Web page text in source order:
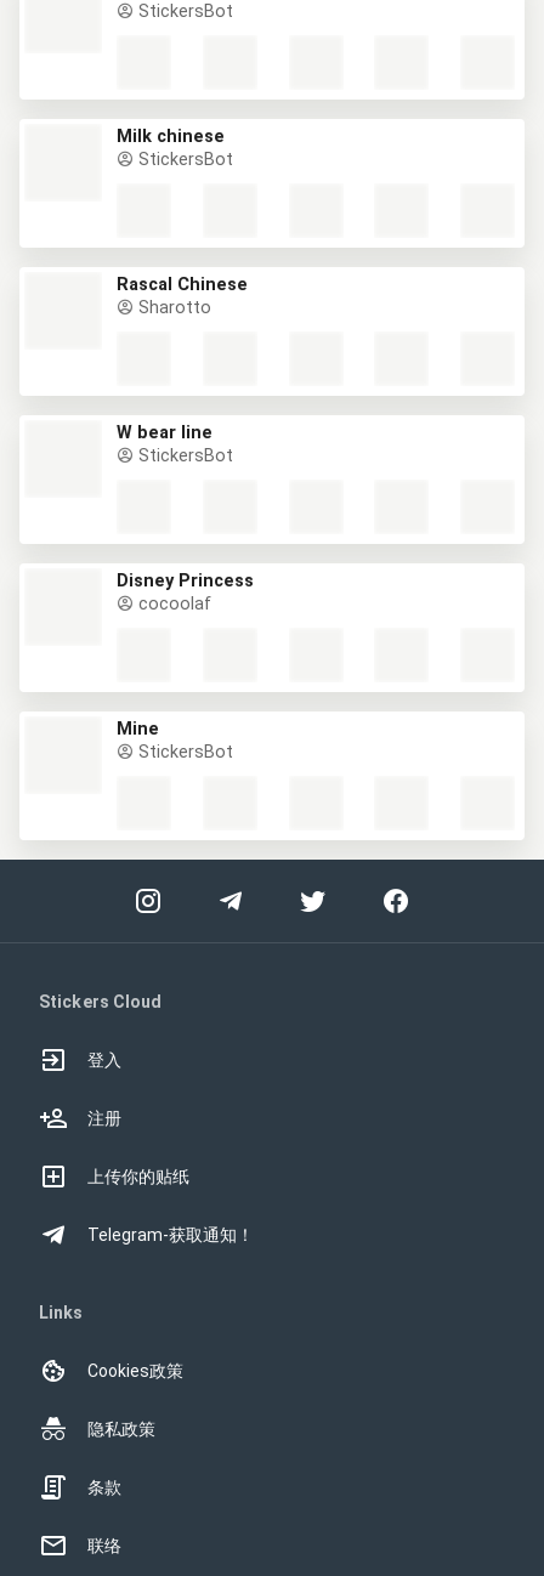
StickersBot
Milk chinese
StickersBot
Rascal Chinese
Sharotto
W bear line
StickersBot
Disney Princess
cocoolaf
Mine
StickersBot
Stickers Cloud
登入
注册
上传你的贴纸
Telegram-获取通知！
Links
Cookies政策
隐私政策
条款
联络